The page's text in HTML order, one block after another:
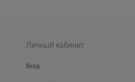
Личный кабинет
Вход